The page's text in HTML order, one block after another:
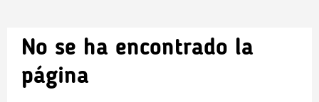
No se ha encontrado la
página